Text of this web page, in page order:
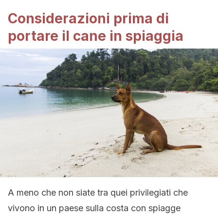
Considerazioni prima di
portare il cane in spiaggia
A meno che non siate tra quei privilegiati che
vivono in un paese sulla costa con spiagge